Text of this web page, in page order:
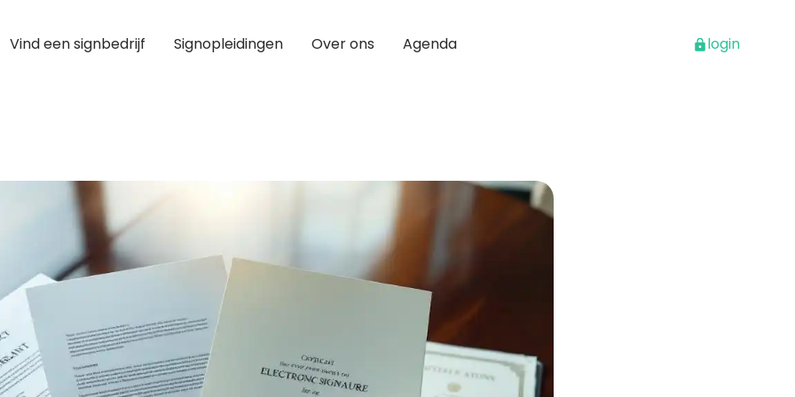
Vind een signbedrijf Signopleidingen Over ons Agenda login